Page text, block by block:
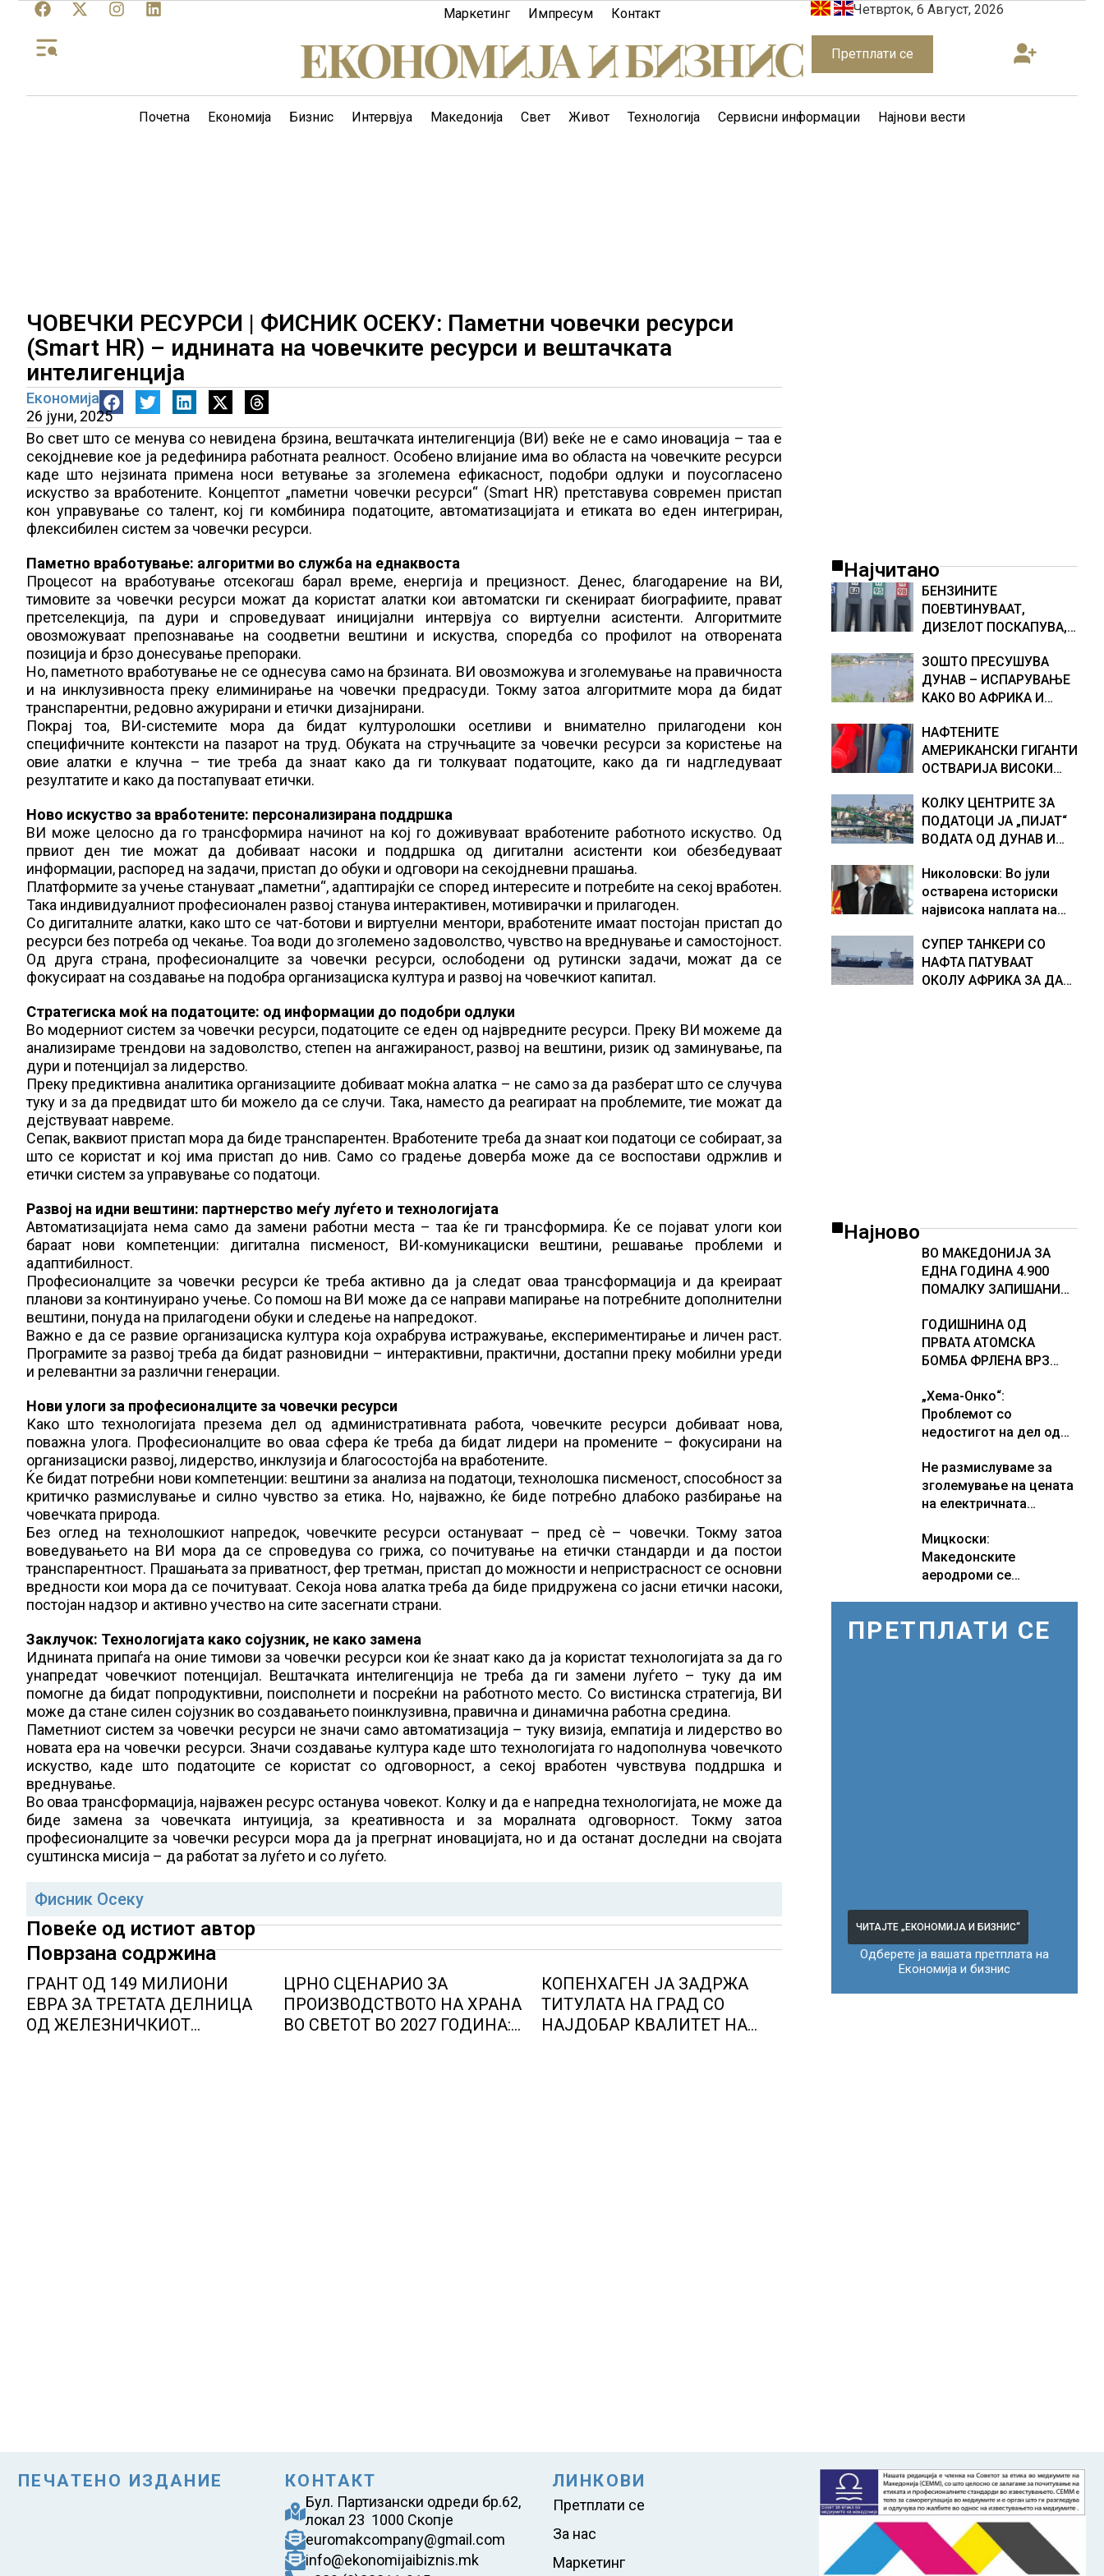
Маркетинг Импресум Контакт Четврток, 6 Август, 2026
Претплати се
Почетна Економија Бизнис Интервјуа Македонија Свет Живот Технологија Сервисни информации Најнови вести
ЧОВЕЧКИ РЕСУРСИ | ФИСНИК ОСЕКУ: Паметни човечки ресурси
(Smart HR) – иднината на човечките ресурси и вештачката
интелигенција
Економија
26 јуни, 2025
Во свет што се менува со невидена брзина, вештачката интелигенција (ВИ) веќе не е само иновација – таа е
секојдневие кое ја редефинира работната реалност. Особено влијание има во областа на човечките ресурси
каде што нејзината примена носи ветување за зголемена ефикасност, подобри одлуки и поусогласено
искуство за вработените. Концептот „паметни човечки ресурси“ (Smart HR) претставува современ пристап
кон управување со талент, кој ги комбинира податоците, автоматизацијата и етиката во еден интегриран,
флексибилен систем за човечки ресурси.
Паметно вработување: алгоритми во служба на еднаквоста
Процесот на вработување отсекогаш барал време, енергија и прецизност. Денес, благодарение на ВИ,
тимовите за човечки ресурси можат да користат алатки кои автоматски ги скенираат биографиите, прават
претселекција, па дури и спроведуваат иницијални интервјуа со виртуелни асистенти. Алгоритмите
овозможуваат препознавање на соодветни вештини и искуства, споредба со профилот на отворената
позиција и брзо донесување препораки.
Но, паметното вработување не се однесува само на брзината. ВИ овозможува и зголемување на правичноста
и на инклузивноста преку елиминирање на човечки предрасуди. Токму затоа алгоритмите мора да бидат
транспарентни, редовно ажурирани и етички дизајнирани.
Покрај тоа, ВИ-системите мора да бидат културолошки осетливи и внимателно прилагодени кон
специфичните контексти на пазарот на труд. Обуката на стручњаците за човечки ресурси за користење на
овие алатки е клучна – тие треба да знаат како да ги толкуваат податоците, како да ги надгледуваат
резултатите и како да постапуваат етички.
Ново искуство за вработените: персонализирана поддршка
ВИ може целосно да го трансформира начинот на кој го доживуваат вработените работното искуство. Од
првиот ден тие можат да добиваат насоки и поддршка од дигитални асистенти кои обезбедуваат
информации, распоред на задачи, пристап до обуки и одговори на секојдневни прашања.
Платформите за учење стануваат „паметни“, адаптирајќи се според интересите и потребите на секој вработен.
Така индивидуалниот професионален развој станува интерактивен, мотивирачки и прилагоден.
Со дигиталните алатки, како што се чат-ботови и виртуелни ментори, вработените имаат постојан пристап до
ресурси без потреба од чекање. Тоа води до зголемено задоволство, чувство на вреднување и самостојност.
Од друга страна, професионалците за човечки ресурси, ослободени од рутински задачи, можат да се
фокусираат на создавање на подобра организациска култура и развој на човечкиот капитал.
Стратегиска моќ на податоците: од информации до подобри одлуки
Во модерниот систем за човечки ресурси, податоците се еден од највредните ресурси. Преку ВИ можеме да
анализираме трендови на задоволство, степен на ангажираност, развој на вештини, ризик од заминување, па
дури и потенцијал за лидерство.
Преку предиктивна аналитика организациите добиваат моќна алатка – не само за да разберат што се случува
туку и за да предвидат што би можело да се случи. Така, наместо да реагираат на проблемите, тие можат да
дејствуваат навреме.
Сепак, ваквиот пристап мора да биде транспарентен. Вработените треба да знаат кои податоци се собираат, за
што се користат и кој има пристап до нив. Само со градење доверба може да се воспостави одржлив и
етички систем за управување со податоци.
Развој на идни вештини: партнерство меѓу луѓето и технологијата
Автоматизацијата нема само да замени работни места – таа ќе ги трансформира. Ќе се појават улоги кои
бараат нови компетенции: дигитална писменост, ВИ-комуникациски вештини, решавање проблеми и
адаптибилност.
Професионалците за човечки ресурси ќе треба активно да ја следат оваа трансформација и да креираат
планови за континуирано учење. Со помош на ВИ може да се направи мапирање на потребните дополнителни
вештини, понуда на прилагодени обуки и следење на напредокот.
Важно е да се развие организациска култура која охрабрува истражување, експериментирање и личен раст.
Програмите за развој треба да бидат разновидни – интерактивни, практични, достапни преку мобилни уреди
и релевантни за различни генерации.
Нови улоги за професионалците за човечки ресурси
Како што технологијата презема дел од административната работа, човечките ресурси добиваат нова,
поважна улога. Професионалците во оваа сфера ќе треба да бидат лидери на промените – фокусирани на
организациски развој, лидерство, инклузија и благосостојба на вработените.
Ќе бидат потребни нови компетенции: вештини за анализа на податоци, технолошка писменост, способност за
критичко размислување и силно чувство за етика. Но, најважно, ќе биде потребно длабоко разбирање на
човечката природа.
Без оглед на технолошкиот напредок, човечките ресурси остануваат – пред сè – човечки. Токму затоа
воведувањето на ВИ мора да се спроведува со грижа, со почитување на етички стандарди и да постои
транспарентност. Прашањата за приватност, фер третман, пристап до можности и непристрасност се основни
вредности кои мора да се почитуваат. Секоја нова алатка треба да биде придружена со јасни етички насоки,
постојан надзор и активно учество на сите засегнати страни.
Заклучок: Технологијата како сојузник, не како замена
Иднината припаѓа на оние тимови за човечки ресурси кои ќе знаат како да ја користат технологијата за да го
унапредат човечкиот потенцијал. Вештачката интелигенција не треба да ги замени луѓето – туку да им
помогне да бидат попродуктивни, поисполнети и посреќни на работното место. Со вистинска стратегија, ВИ
може да стане силен сојузник во создавањето поинклузивна, правична и динамична работна средина.
Паметниот систем за човечки ресурси не значи само автоматизација – туку визија, емпатија и лидерство во
новата ера на човечки ресурси. Значи создавање култура каде што технологијата го надополнува човечкото
искуство, каде што податоците се користат со одговорност, а секој вработен чувствува поддршка и
вреднување.
Во оваа трансформација, најважен ресурс останува човекот. Колку и да е напредна технологијата, не може да
биде замена за човечката интуиција, за креативноста и за моралната одговорност. Токму затоа
професионалците за човечки ресурси мора да ја прегрнат иновацијата, но и да останат доследни на својата
суштинска мисија – да работат за луѓето и со луѓето.
Фисник Осеку
Повеќе од истиот автор
Поврзана содржина
ГРАНТ ОД 149 МИЛИОНИ
ЕВРА ЗА ТРЕТАТА ДЕЛНИЦА
ОД ЖЕЛЕЗНИЧКИОТ
ЦРНО СЦЕНАРИО ЗА
ПРОИЗВОДСТВОТО НА ХРАНА
ВО СВЕТОТ ВО 2027 ГОДИНА:
КОПЕНХАГЕН ЈА ЗАДРЖА
ТИТУЛАТА НА ГРАД СО
НАЈДОБАР КВАЛИТЕТ НА
Најчитано
БЕНЗИНИТЕ
ПОЕВТИНУВААТ,
ДИЗЕЛОТ ПОСКАПУВА,
ГОРИВАТА
ЗОШТО ПРЕСУШУВА
ДУНАВ – ИСПАРУВАЊЕ
КАКО ВО АФРИКА И
ВОДА, објаснување на
хидрогеолог од Србија
НАФТЕНИТЕ
АМЕРИКАНСКИ ГИГАНТИ
ОСТВАРИЈА ВИСОКИ
ОД НИВ ДА ГИ НАМАЛАТ
ЦЕНИТЕ НА ГОРИВАТА
КОЛКУ ЦЕНТРИТЕ ЗА
ПОДАТОЦИ ЈА „ПИЈАТ“
ВОДАТА ОД ДУНАВ И
Германија е лидер во
Европа по бројот на
изградени центри за
Николовски: Во јули
остварена историски
највисока наплата на
милијарди денари –
изградивме систем што
испорачува резултати
СУПЕР ТАНКЕРИ СО
НАФТА ПАТУВААТ
ОКОЛУ АФРИКА ЗА ДА
Најново
ВО МАКЕДОНИЈА ЗА
ЕДНА ГОДИНА 4.900
ПОМАЛКУ ЗАПИШАНИ
ГОДИШНИНА ОД
ПРВАТА АТОМСКА
БОМБА ФРЛЕНА ВРЗ
ШТО НАПРАВИВМЕ“,
како дел од екипажот
во авионот „Енола Геј“ и
бомбардирањето го
доживуваа овој настан
што го промени текот
„Хема-Онко“:
Проблемот со
недостигот на дел од
онколошките пациенти
во моментот е
надминат
Не размислуваме за
зголемување на цената
на електричната
Мицкоски
Мицкоски:
Македонските
аеродроми се
ПРЕТПЛАТИ СЕ
ЧИТАЈТЕ „ЕКОНОМИЈА И БИЗНИС“
Одберете ја вашата претплата на
Економија и бизнис
ПЕЧАТЕНО ИЗДАНИЕ КОНТАКТ
Бул. Партизански одреди бр.62,
локал 23 1000 Скопје
euromakcompany@gmail.com
info@ekonomijaibiznis.mk
ЛИНКОВИ
Претплати се
За нас
Маркетинг